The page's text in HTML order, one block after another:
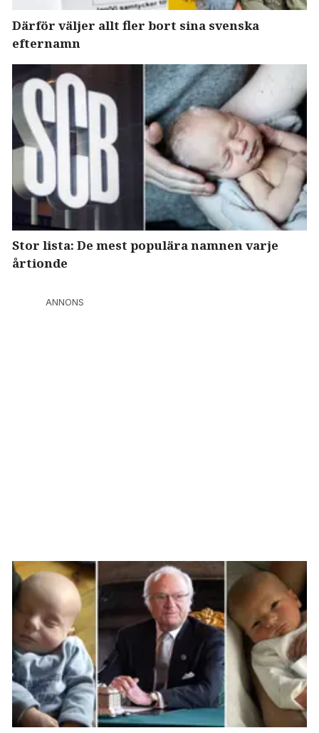
Därför väljer allt fler bort sina svenska
efternamn
Stor lista: De mest populära namnen varje
årtionde
ANNONS